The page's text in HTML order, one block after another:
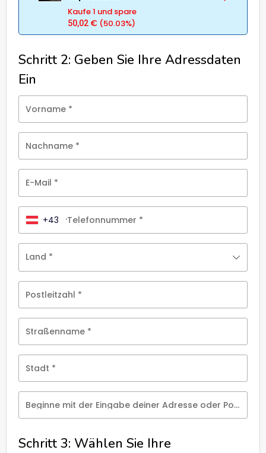
Kaufe 1 und spare
50,02 € (50.03%)
Schritt 2: Geben Sie Ihre Adressdaten
Ein
Vorname *
Nachname *
E-Mail *
Telefonnummer *
+43
Land *
Postleitzahl *
Straßenname *
Stadt *
Beginne mit der Eingabe deiner Adresse oder Postleitzahl
Schritt 3: Wählen Sie Ihre